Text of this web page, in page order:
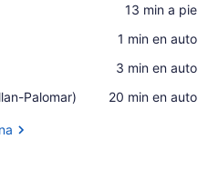
‪13 min a pie‬
‪1 min en auto‬
‪3 min en auto‬
Palomar)
‪20 min en auto‬